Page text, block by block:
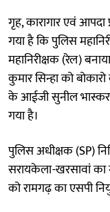
गृह, कारागार एवं आपदा
गया है कि पुलिस
महानिरीक्षक (रेल)
कुमार सिन्हा को
के आईजी सुनील भास्कर
गया है।
पुलिस अधीक्षक (SP)
सरायकेला-खरसावां
को रामगढ़ का एसपी